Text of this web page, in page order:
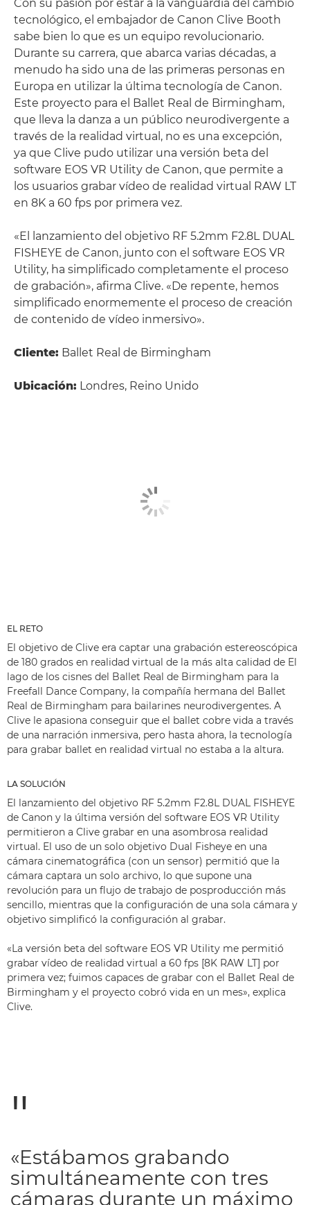
Con su pasión por estar a la vanguardia del cambio
tecnológico, el embajador de Canon Clive Booth
sabe bien lo que es un equipo revolucionario.
Durante su carrera, que abarca varias décadas, a
menudo ha sido una de las primeras personas en
Europa en utilizar la última tecnología de Canon.
Este proyecto para el Ballet Real de Birmingham,
que lleva la danza a un público neurodivergente a
través de la realidad virtual, no es una excepción,
ya que Clive pudo utilizar una versión beta del
software EOS VR Utility de Canon, que permite a
los usuarios grabar vídeo de realidad virtual RAW LT
en 8K a 60 fps por primera vez.
«El lanzamiento del objetivo RF 5.2mm F2.8L DUAL
FISHEYE de Canon, junto con el software EOS VR
Utility, ha simplificado completamente el proceso
de grabación», afirma Clive. «De repente, hemos
simplificado enormemente el proceso de creación
de contenido de vídeo inmersivo».
Cliente: Ballet Real de Birmingham
Ubicación: Londres, Reino Unido
EL RETO
El objetivo de Clive era captar una grabación estereoscópica
de 180 grados en realidad virtual de la más alta calidad de El
lago de los cisnes del Ballet Real de Birmingham para la
Freefall Dance Company, la compañía hermana del Ballet
Real de Birmingham para bailarines neurodivergentes. A
Clive le apasiona conseguir que el ballet cobre vida a través
de una narración inmersiva, pero hasta ahora, la tecnología
para grabar ballet en realidad virtual no estaba a la altura.
LA SOLUCIÓN
El lanzamiento del objetivo RF 5.2mm F2.8L DUAL FISHEYE
de Canon y la última versión del software EOS VR Utility
permitieron a Clive grabar en una asombrosa realidad
virtual. El uso de un solo objetivo Dual Fisheye en una
cámara cinematográfica (con un sensor) permitió que la
cámara captara un solo archivo, lo que supone una
revolución para un flujo de trabajo de posproducción más
sencillo, mientras que la configuración de una sola cámara y
objetivo simplificó la configuración al grabar.
«La versión beta del software EOS VR Utility me permitió
grabar vídeo de realidad virtual a 60 fps [8K RAW LT] por
primera vez; fuimos capaces de grabar con el Ballet Real de
Birmingham y el proyecto cobró vida en un mes», explica
Clive.
«Estábamos grabando
simultáneamente con tres
cámaras durante un máximo